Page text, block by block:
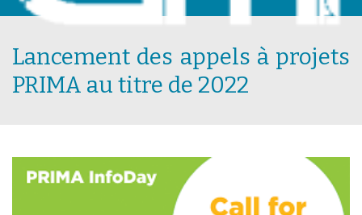
Lancement des appels à projets
PRIMA au titre de 2022